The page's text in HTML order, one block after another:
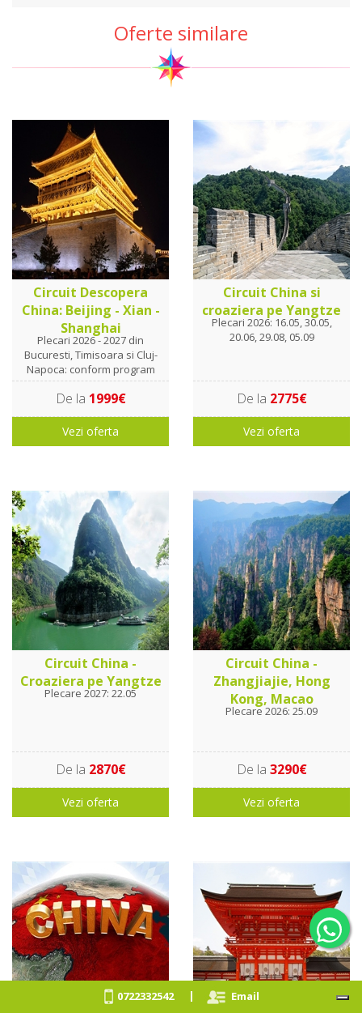
Oferte similare
Circuit Descopera
China: Beijing - Xian -
Shanghai
Plecari 2026 - 2027 din
Bucuresti, Timisoara si Cluj-
Napoca: conform program
De la 1999€
Vezi oferta
Circuit China si
croaziera pe Yangtze
Plecari 2026: 16.05, 30.05,
20.06, 29.08, 05.09
De la 2775€
Vezi oferta
Circuit China -
Croaziera pe Yangtze
Plecare 2027: 22.05
De la 2870€
Vezi oferta
Circuit China -
Zhangjiajie, Hong
Kong, Macao
Plecare 2026: 25.09
De la 3290€
Vezi oferta
0722332542| Email